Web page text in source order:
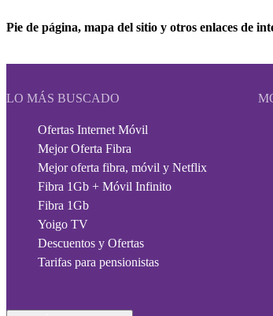
Pie de página, mapa del sitio y otros enlaces de
LO MÁS BUSCADO
Ofertas Internet Móvil
Mejor Oferta Fibra
Mejor oferta fibra, móvil y Netflix
Fibra 1Gb + Móvil Infinito
Fibra 1Gb
Yoigo TV
Descuentos y Ofertas
Tarifas para pensionistas